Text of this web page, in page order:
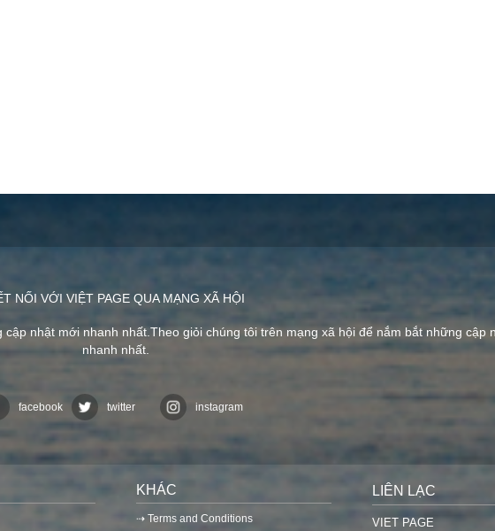
NỐI VỚI VIỆT PAGE QUA MẠNG XÃ HỘI
nhật mới nhanh nhất.Theo giỏi chúng tôi trên mạng xã hội để nắm bắt những cập
nhanh nhất.
facebook twitter instagram
KHÁC
⇢ Terms and Conditions
LIÊN LẠC
VIET PAGE